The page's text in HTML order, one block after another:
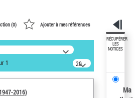
dans les
:
2016)
(0) Ajouter à mes références
1
20
résultats/page
2016)
RÉCUPÉRER
LES
NOTICES
Ma